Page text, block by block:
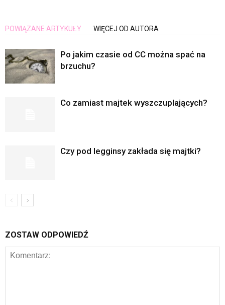
POWIĄZANE ARTYKUŁY WIĘCEJ OD AUTORA
Po jakim czasie od CC można spać na
brzuchu?
Co zamiast majtek wyszczuplających?
Czy pod legginsy zakłada się majtki?
ZOSTAW ODPOWIEDŹ